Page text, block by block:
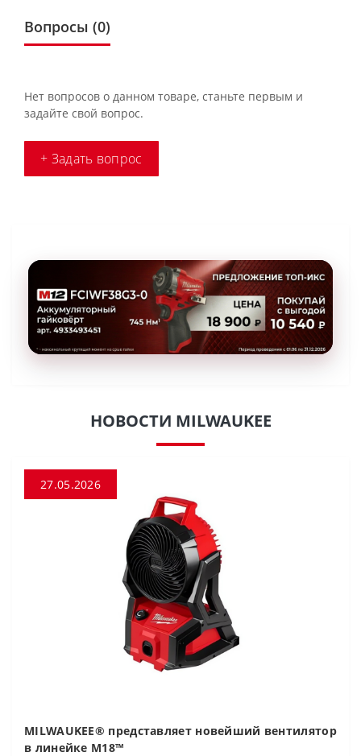
Вопросы (0)
Нет вопросов о данном товаре, станьте первым и
задайте свой вопрос.
+ Задать вопрос
НОВОСТИ MILWAUKEE
27.05.2026
MILWAUKEE® представляет новейший вентилятор
в линейке M18™